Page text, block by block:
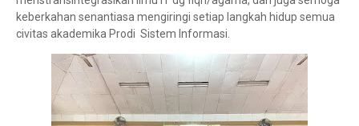
keberkahan senantiasa mengiringi setiap langkah hidup semua
civitas akademika Prodi Sistem Informasi.